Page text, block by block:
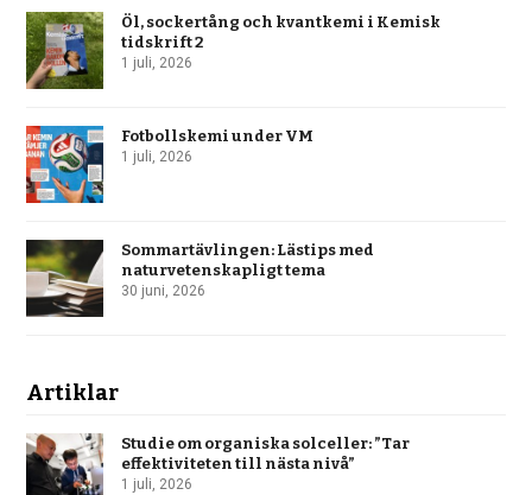
Öl, sockertång och kvantkemi i Kemisk
tidskrift 2
1 juli, 2026
Fotbollskemi under VM
1 juli, 2026
Sommartävlingen: Lästips med
naturvetenskapligt tema
30 juni, 2026
Artiklar
Studie om organiska solceller: ”Tar
effektiviteten till nästa nivå”
1 juli, 2026